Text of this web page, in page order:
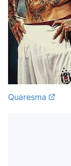
Quaresma